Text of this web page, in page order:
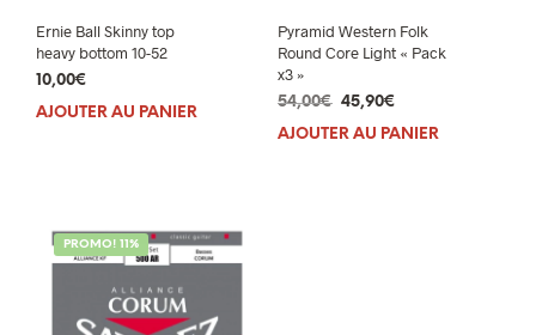
Ernie Ball Skinny top
heavy bottom 10-52
10,00€
AJOUTER AU PANIER
Pyramid Western Folk
Round Core Light « Pack
x3 »
54,00€ Le
prix
45,90€Le
prix
AJOUTER AU PANIER
PROMO! 11%